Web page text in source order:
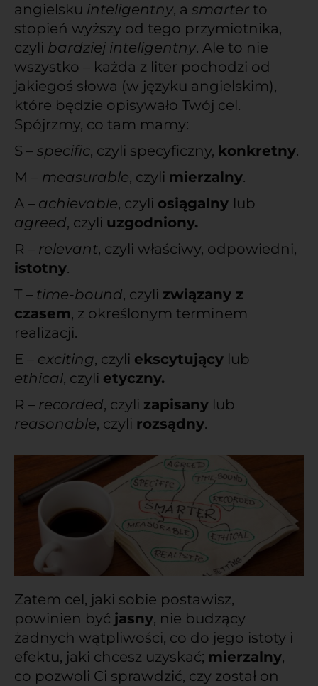
angielsku inteligentny, a smarter to
stopień wyższy od tego przymiotnika,
czyli bardziej inteligentny. Ale to nie
wszystko – każda z liter pochodzi od
jakiegoś słowa (w języku angielskim),
które będzie opisywało Twój cel.
Spójrzmy, co tam mamy:
S – specific, czyli specyficzny, konkretny.
M – measurable, czyli mierzalny.
A – achievable, czyli osiągalny lub
agreed, czyli uzgodniony.
R – relevant, czyli właściwy, odpowiedni,
istotny.
T – time-bound, czyli związany z
czasem, z określonym terminem
realizacji.
E – exciting, czyli ekscytujący lub
ethical, czyli etyczny.
R – recorded, czyli zapisany lub
reasonable, czyli rozsądny.
Zatem cel, jaki sobie postawisz,
powinien być jasny, nie budzący
żadnych wątpliwości, co do jego istoty i
efektu, jaki chcesz uzyskać; mierzalny,
co pozwoli Ci sprawdzić, czy został on